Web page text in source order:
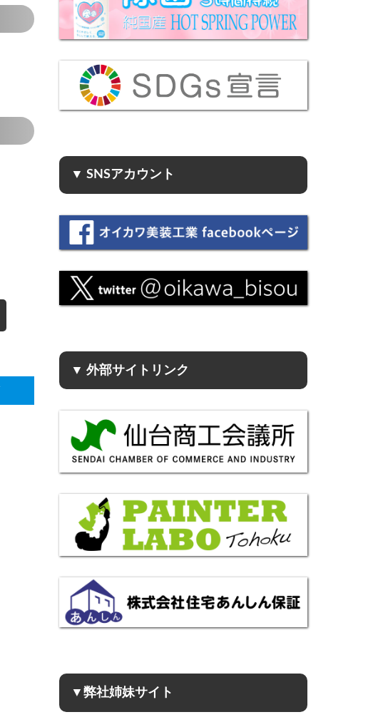
▼ SNSアカウント
▼ 外部サイトリンク
▼弊社姉妹サイト